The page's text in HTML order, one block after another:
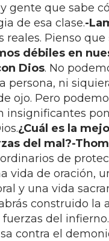
gente que sabe
de esa clase.-
reales. Pienso que
débiles en
Dios. No
persona, ni
ojo. Pero
insignificantes
¿Cuál es la
del mal?-
de
vida de oración,
y una vida
construido la
fuerzas del infierno.
contra el